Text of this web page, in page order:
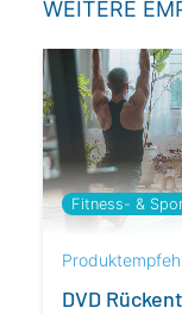
WEITERE
Fitness- &
DVD